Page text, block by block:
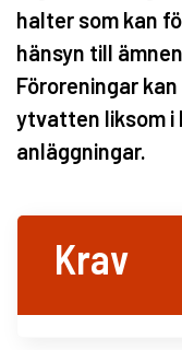
halter som kan
hänsyn till
Föroreningar
ytvatten liksom i
anläggningar.
Krav